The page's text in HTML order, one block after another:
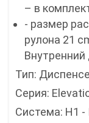
– в
- размер
рулона 21
Тип:
Серия:
Cистема: H1